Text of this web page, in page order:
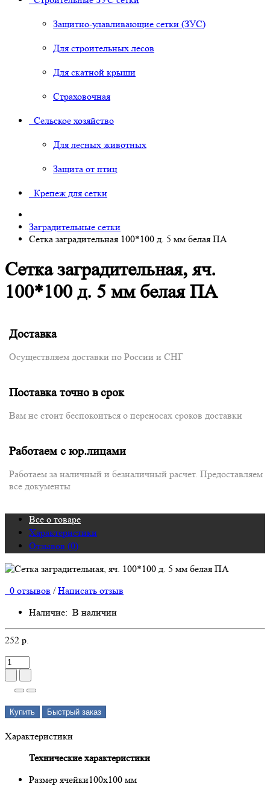
Защитно-улавливающие сетки (ЗУС)
Для строительных лесов
Для скатной крыши
Страховочная
Сельское хозяйство
Для лесных животных
Защита от птиц
Крепеж для сетки
Заградительные сетки
Сетка заградительная 100*100 д. 5 мм белая ПА
Сетка заградительная, яч.
100*100 д. 5 мм белая ПА
Доставка
Осуществляем доставки по России и СНГ
Поставка точно в срок
Вам не стоит беспокоиться о переносах сроков доставки
Работаем с юр.лицами
Работаем за наличный и безналичный расчет. Предоставляем
все документы
Все о товаре
Характеристики
Отзывов (0)
0 отзывов / Написать отзыв
Наличие: В наличии
252 р.
Купить Быстрый заказ
Характеристики
Технические характеристики
Размер ячейки100х100 мм